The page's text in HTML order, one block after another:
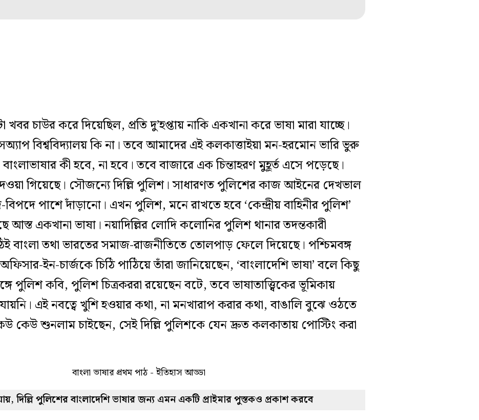
চাউর করে দিয়েছিল, প্রতি দু’হপ্তায় নাকি একখানা করে ভাষা মারা যাচ্ছে।
বিশ্ববিদ্যালয় কি না। তবে আমাদের এই কলকাত্তাইয়া মন-হরমোন ভারি ভুরু
কী হবে, না হবে। তবে বাজারে এক চিন্তাহরণ মুহূর্ত এসে পড়েছে।
গিয়েছে। সৌজন্যে দিল্লি পুলিশ। সাধারণত পুলিশের কাজ আইনের দেখভাল
পাশে দাঁড়ানো। এখন পুলিশ, মনে রাখতে হবে ‘কেন্দ্রীয় বাহিনীর পুলিশ’
আস্ত একখানা ভাষা। নয়াদিল্লির লোদি কলোনির পুলিশ থানার তদন্তকারী
বাংলা তথা ভারতের সমাজ-রাজনীতিতে তোলপাড় ফেলে দিয়েছে। পশ্চিমবঙ্গ
ইন-চার্জকে চিঠি পাঠিয়ে তাঁরা জানিয়েছেন, ‘বাংলাদেশি ভাষা’ বলে কিছু
পুলিশ কবি, পুলিশ চিত্রকররা রয়েছেন বটে, তবে ভাষাতাত্ত্বিকের ভূমিকায়
এই নবত্বে খুশি হওয়ার কথা, না মনখারাপ করার কথা, বাঙালি বুঝে ওঠতে
কেউ শুনলাম চাইছেন, সেই দিল্লি পুলিশকে যেন দ্রুত কলকাতায় পোস্টিং করা
দিল্লি পুলিশের বাংলাদেশি ভাষার জন্য এমন একটি প্রাইমার পুস্তকও প্রকাশ করবে